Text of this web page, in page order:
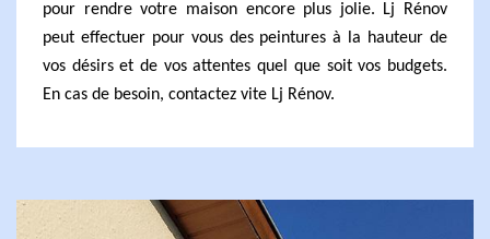
pour rendre votre maison encore plus jolie. Lj Rénov
peut effectuer pour vous des peintures à la hauteur de
vos désirs et de vos attentes quel que soit vos budgets.
En cas de besoin, contactez vite Lj Rénov.